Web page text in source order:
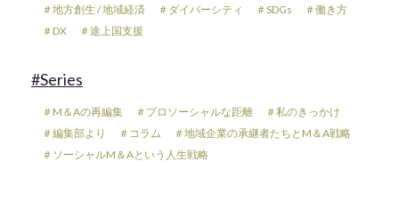
＃地方創生 / 地域経済 ＃ダイバーシティ ＃SDGs
＃働き方
＃DX
＃途上国支援
#Series
＃M＆Aの再編集 ＃プロソーシャルな距離
＃私のきっかけ
＃編集部より
＃コラム
＃地域企業の承継者たちとM＆A戦略
＃ソーシャルM＆Aという人生戦略